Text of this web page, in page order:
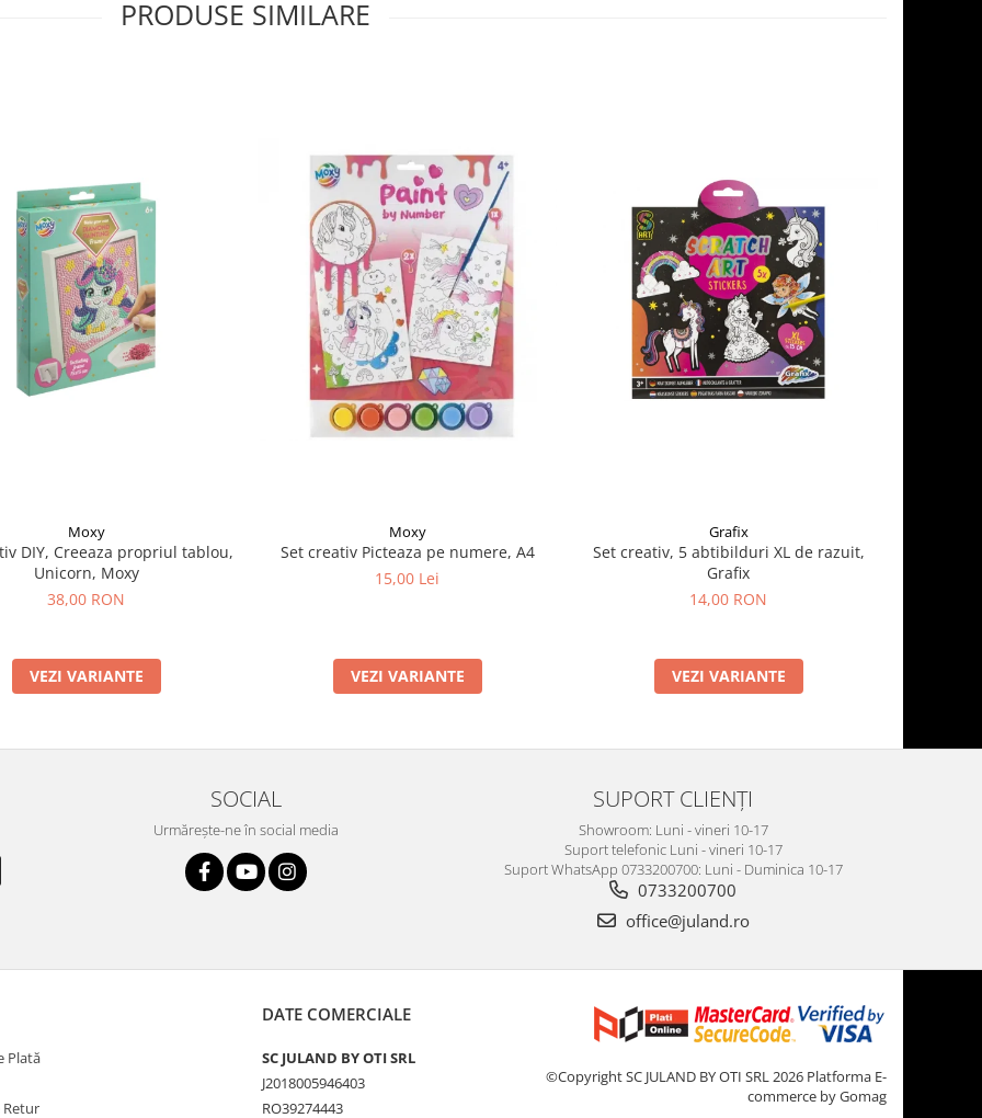
PRODUSE SIMILARE
Moxy
DIY, Creeaza propriul tablou,
Unicorn, Moxy
38,00 RON
VEZI VARIANTE
Moxy
Set creativ Picteaza pe numere, A4
15,00 Lei
VEZI VARIANTE
Grafix
Set creativ, 5 abtibilduri XL de razuit,
Grafix
14,00 RON
VEZI VARIANTE
SOCIAL
Urmărește-ne în social media
SUPORT CLIENȚI
Showroom: Luni - vineri 10-17
Suport telefonic Luni - vineri 10-17
Suport WhatsApp 0733200700: Luni - Duminica 10-17
0733200700
office@juland.ro
Plată
Retur
DATE COMERCIALE
SC JULAND BY OTI SRL
J2018005946403
RO39274443
©Copyright SC JULAND BY OTI SRL 2026 Platforma E-
commerce by Gomag